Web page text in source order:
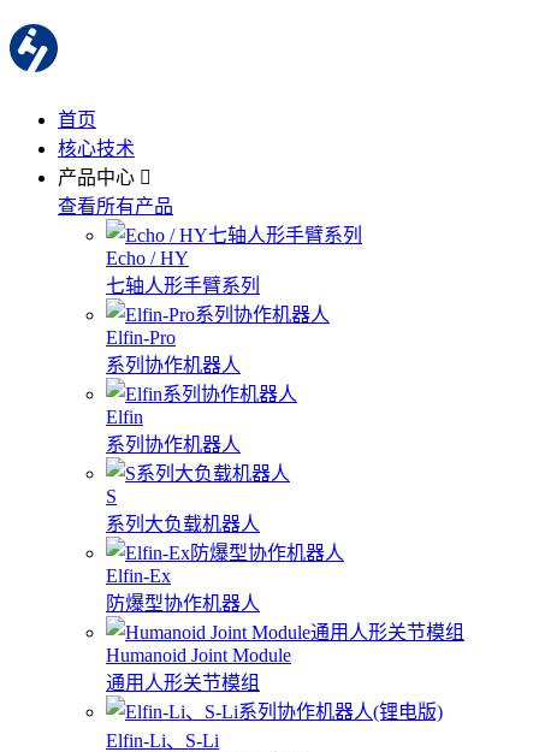
首页
核心技术
产品中心
查看所有产品
Echo / HY
七轴人形手臂系列
Elfin-Pro
系列协作机器人
Elfin
系列协作机器人
S
系列大负载机器人
Elfin-Ex
防爆型协作机器人
Humanoid Joint Module
通用人形关节模组
Elfin-Li、S-Li